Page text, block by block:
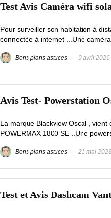
Test Avis Caméra wifi
Pour surveiller son habitation à
connectée à internet ...Une caméra
Bons plans astuces 9 avril 2026
Avis Test- Powerstation
La marque Blackview Oscal ,
POWERMAX 1800 SE ..Une
Bons plans astuces 21 mai 2026
Test et Avis Dashcam